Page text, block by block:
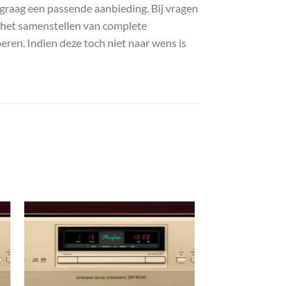
een passende aanbieding. Bij vragen
samenstellen van complete
Indien deze toch niet naar wens is
Toevoegen
aan
wenslijst